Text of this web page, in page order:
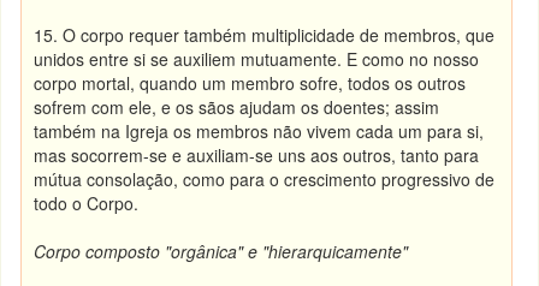
15. O corpo requer também multiplicidade de membros, que
unidos entre si se auxiliem mutuamente. E como no nosso
corpo mortal, quando um membro sofre, todos os outros
sofrem com ele, e os sãos ajudam os doentes; assim
também na Igreja os membros não vivem cada um para si,
mas socorrem-se e auxiliam-se uns aos outros, tanto para
mútua consolação, como para o crescimento progressivo de
todo o Corpo.
Corpo composto "orgânica" e "hierarquicamente"